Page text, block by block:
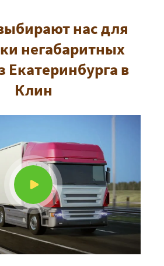
нас для
негабаритных
Екатеринбурга в
Клин